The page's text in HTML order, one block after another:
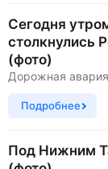
Сегодня
столкнулись
(фото)
Дорожная
Подробнее
Под Нижним